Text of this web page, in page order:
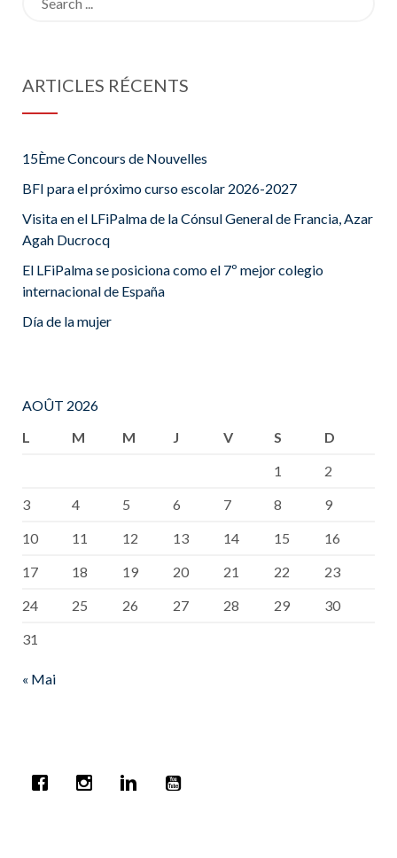
ARTICLES RÉCENTS
15Ème Concours de Nouvelles
BFI para el próximo curso escolar 2026-2027
Visita en el LFiPalma de la Cónsul General de Francia, Azar
Agah Ducrocq
El LFiPalma se posiciona como el 7º mejor colegio
internacional de España
Día de la mujer
AOÛT 2026
L
M M J V S
D
1
2
3
4 5 6 7 8
9
10
11 12 13 14 15
16
17
18 19 20 21 22
23
24
25 26 27 28 29
30
31
« Mai